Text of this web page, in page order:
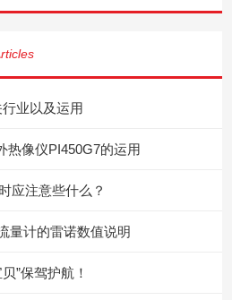
业以及运用
热像仪PI450G7的运用
应注意些什么？
量计的雷诺数值说明
”保驾护航！